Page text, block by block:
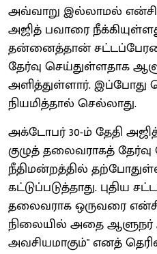
அவ்வாறு இல்லாமல்
அஜித் பவாரை
தன்னைத்தான்
தேர்வு செய்துள்ளதாக
அளித்துள்ளார்.
நியமித்தால் செல்லாது.
அக்டோபர் 30-ம் தேதி
குழுத் தலைவராகத்
நீதிமன்றத்தில்
கட்டுப்படுத்தாது. புதிய
தலைவராக ஒருவரை
நிலையில் அதை ஆளுநர்
அவசியமாகும்" எனத்